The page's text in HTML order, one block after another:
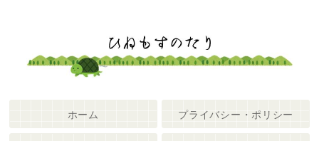
ホーム プライバシー・ポリシー